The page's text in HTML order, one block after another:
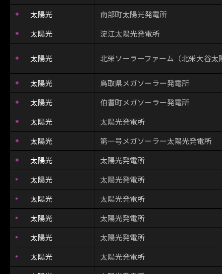
太陽光
南部町太陽光発電所
太陽光
淀江太陽光発電所
太陽光 北栄ソーラーファーム（北栄大谷太
太陽光
鳥取県メガソーラー発電所
太陽光
伯耆町メガソーラー発電所
太陽光
太陽光発電所
太陽光
第一号メガソーラー太陽光発電所
太陽光
太陽光発電所
太陽光
太陽光発電所
太陽光
太陽光発電所
太陽光
太陽光発電所
太陽光
太陽光発電所
太陽光
太陽光発電所